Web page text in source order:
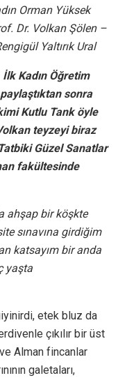
Orman Yüksek
Dr. Volkan Şölen –
Yaltırık Ural
Kadın Öğretim
sonra
Kutlu Tank öyle
teyzeyi biraz
Güzel Sanatlar
fakültesinde
ahşap bir köşkte
sınavına girdiğim
katsayım bir anda
yaşta
etek bluz da
çıkılır bir üst
Alman fincanlar
galetaları,